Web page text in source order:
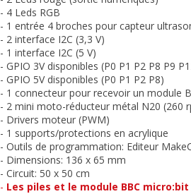
- 4 Leds RGB
- 1 entrée 4 broches pour capteur
- 2 interface I2C (3,3 V)
- 1 interface I2C (5 V)
- GPIO 3V disponibles (P0 P1 P2 P8 P9
- GPIO 5V disponibles (P0 P1 P2 P8)
- 1 connecteur pour recevoir un module
- 2 mini moto-réducteur métal N20 (260
- Drivers moteur (PWM)
- 1 supports/protections en acrylique
- Outils de programmation: Editeur
- Dimensions: 136 x 65 mm
- Circuit: 50 x 50 cm
- Les piles et le module BBC